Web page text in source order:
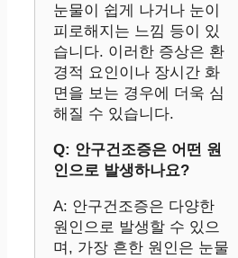
눈물이 쉽게 나거나 눈이
피로해지는 느낌 등이 있
습니다. 이러한 증상은 환
경적 요인이나 장시간 화
면을 보는 경우에 더욱 심
해질 수 있습니다.
Q: 안구건조증은 어떤 원
인으로 발생하나요?
A: 안구건조증은 다양한
원인으로 발생할 수 있으
며, 가장 흔한 원인은 눈물